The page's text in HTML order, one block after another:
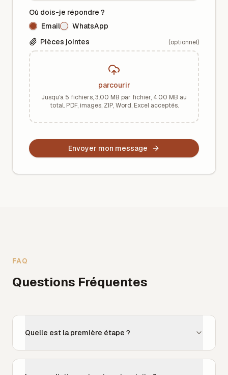
Où dois-je répondre ?
Email
WhatsApp
Pièces jointes
(optionnel)
parcourir
Jusqu'à 5 fichiers, 3.00 MB par fichier, 4.00 MB au
total. PDF, images, ZIP, Word, Excel acceptés.
Envoyer mon message
FAQ
Questions Fréquentes
Quelle est la première étape ?